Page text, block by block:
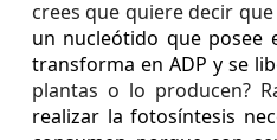
crees que quiere decir que
un nucleótido que posee
transforma en ADP y se
plantas o lo producen?
realizar la fotosíntesis